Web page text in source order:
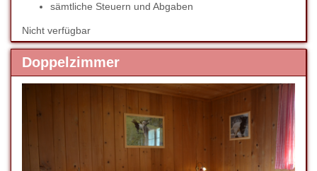
sämtliche Steuern und Abgaben
Nicht verfügbar
Doppelzimmer
Next